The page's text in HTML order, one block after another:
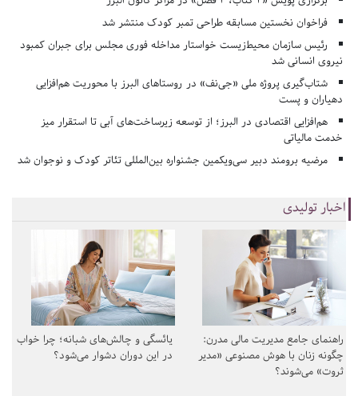
فراخوان نخستین مسابقه طراحی تمبر کودک منتشر شد
رئیس سازمان محیط‌زیست خواستار مداخله فوری مجلس برای جبران کمبود
نیروی انسانی شد
شتاب‌گیری پروژه ملی «جی‌نف» در روستاهای البرز با محوریت هم‌افزایی
دهیاران و پست
هم‌افزایی اقتصادی در البرز؛ از توسعه زیرساخت‌های آبی تا استقرار میز
خدمت مالیاتی
مرضیه برومند دبیر سی‌ویکمین جشنواره بین‌المللی تئاتر کودک و نوجوان شد
اخبار تولیدی
راهنمای جامع مدیریت مالی مدرن:
چگونه زنان با هوش مصنوعی «مدیر
ثروت» می‌شوند؟
یائسگی و چالش‌های شبانه؛ چرا خواب
در این دوران دشوار می‌شود؟